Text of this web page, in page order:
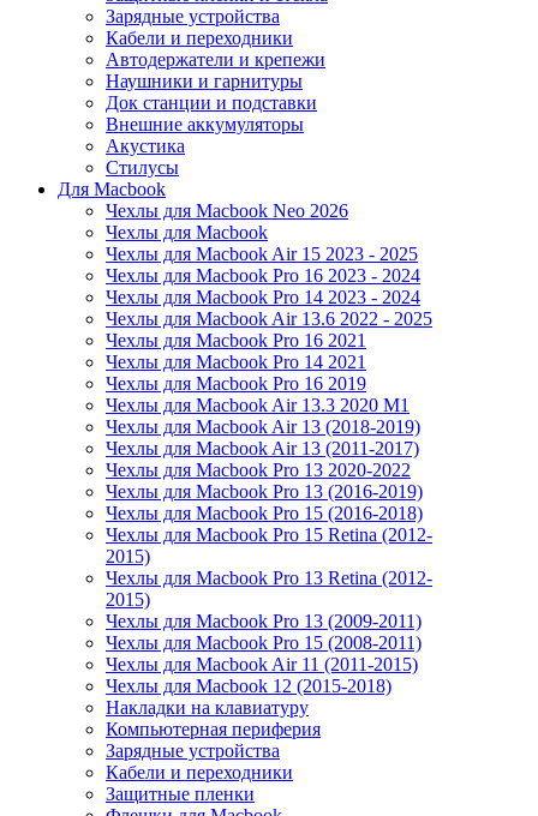
Зарядные устройства
Кабели и переходники
Автодержатели и крепежи
Наушники и гарнитуры
Док станции и подставки
Внешние аккумуляторы
Акустика
Стилусы
Для Macbook
Чехлы для Macbook Neo 2026
Чехлы для Macbook
Чехлы для Macbook Air 15 2023 - 2025
Чехлы для Macbook Pro 16 2023 - 2024
Чехлы для Macbook Pro 14 2023 - 2024
Чехлы для Macbook Air 13.6 2022 - 2025
Чехлы для Macbook Pro 16 2021
Чехлы для Macbook Pro 14 2021
Чехлы для Macbook Pro 16 2019
Чехлы для Macbook Air 13.3 2020 M1
Чехлы для Macbook Air 13 (2018-2019)
Чехлы для Macbook Air 13 (2011-2017)
Чехлы для Macbook Pro 13 2020-2022
Чехлы для Macbook Pro 13 (2016-2019)
Чехлы для Macbook Pro 15 (2016-2018)
Чехлы для Macbook Pro 15 Retina (2012-
2015)
Чехлы для Macbook Pro 13 Retina (2012-
2015)
Чехлы для Macbook Pro 13 (2009-2011)
Чехлы для Macbook Pro 15 (2008-2011)
Чехлы для Macbook Air 11 (2011-2015)
Чехлы для Macbook 12 (2015-2018)
Накладки на клавиатуру
Компьютерная периферия
Зарядные устройства
Кабели и переходники
Защитные пленки